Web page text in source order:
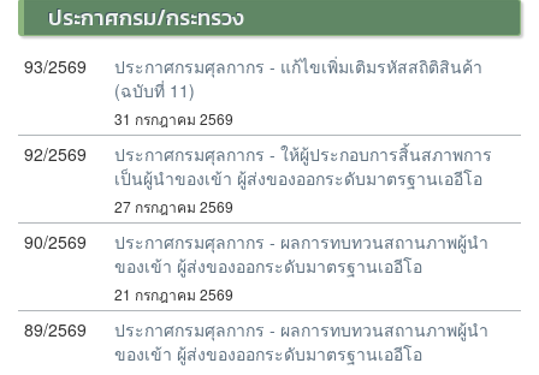
ประกาศกรม/กระทรวง
93/2569
ประกาศกรมศุลกากร - แก้ไขเพิ่มเติมรหัสสถิติสินค้า
(ฉบับที่ 11)
31 กรกฎาคม 2569
92/2569
ประกาศกรมศุลกากร - ให้ผู้ประกอบการสิ้นสภาพการ
เป็นผู้นำของเข้า ผู้ส่งของออกระดับมาตรฐานเออีโอ
27 กรกฎาคม 2569
90/2569
ประกาศกรมศุลกากร - ผลการทบทวนสถานภาพผู้นำ
ของเข้า ผู้ส่งของออกระดับมาตรฐานเออีโอ
21 กรกฎาคม 2569
89/2569
ประกาศกรมศุลกากร - ผลการทบทวนสถานภาพผู้นำ
ของเข้า ผู้ส่งของออกระดับมาตรฐานเออีโอ